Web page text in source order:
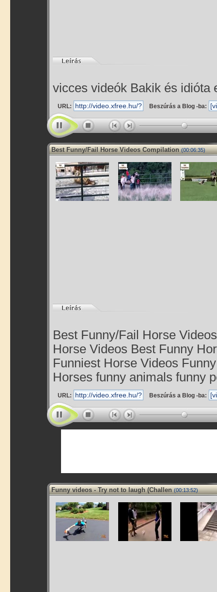
vicces videók Bakik és idióta
URL: Beszúrás a Blog -ba:
Best Funny/Fail Horse Videos Compilation (00:06:35)
Best Funny/Fail Horse
Horse Videos Best Funny
Funniest Horse Videos
Horses funny animals funny
URL: Beszúrás a Blog -ba:
Funny videos - Try not to laugh (Challen (00:13:52)